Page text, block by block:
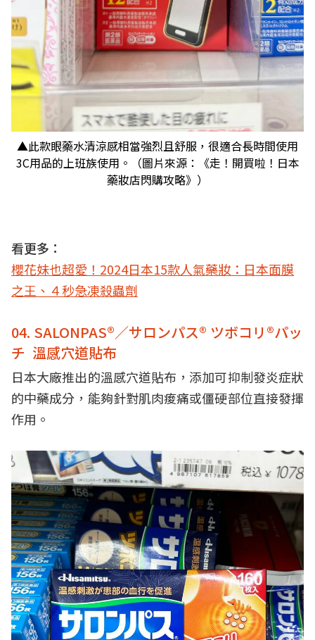
▲此款眼藥水清涼感相當強烈且舒服，很適合長時間使用
3C用品的上班族使用。（圖片來源：《走！開買啦！日本
藥妝店閃購攻略》）
看更多：
櫻花妹也超愛！2024日本15款人氣藥妝：日本面膜
之王、４秒急凍殺蟲劑
04. SALONPAS®／サロンパス® ツボコリ®パッ
チ 溫感穴道貼布
日本大廠推出的溫感穴道貼布，添加可抑制發炎症狀
的中藥成分，能夠針對肌肉痠痛或僵硬部位直接發揮
作用。